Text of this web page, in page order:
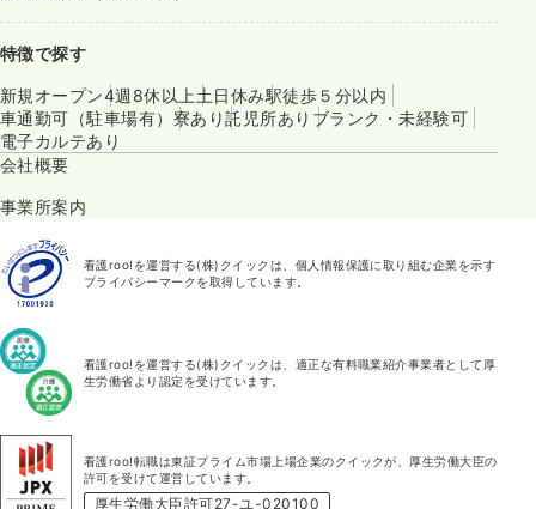
特徴で探す
新規オープン4週8休以上 土日休み駅徒歩５分以内
車通勤可（駐車場有） 寮あり託児所あり ブランク・未経験可
電子カルテあり
会社概要
事業所案内
看護roo!を運営する(株)クイックは、個人情報保護に取り組む企業を示す
プライバシーマークを取得しています。
看護roo!を運営する(株)クイックは、適正な有料職業紹介事業者として厚
生労働省より認定を受けています。
看護roo!転職は東証プライム市場上場企業のクイックが、厚生労働大臣の
許可を受けて運営しています。
厚生労働大臣許可27-ユ-020100